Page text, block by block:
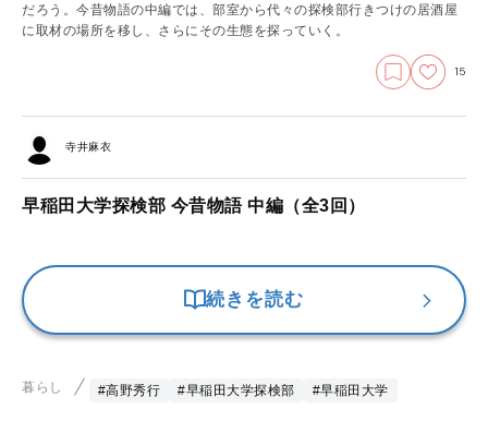
だろう。今昔物語の中編では、部室から代々の探検部行きつけの居酒屋
に取材の場所を移し、さらにその生態を探っていく。
15
寺井麻衣
早稲田大学探検部 今昔物語 中編（全3回）
続きを読む
暮らし #高野秀行 #早稲田大学探検部 #早稲田大学